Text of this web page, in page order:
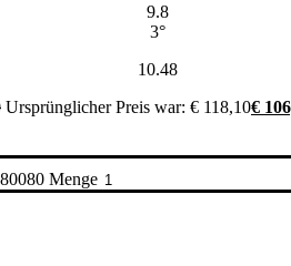
9.8
3°
10.48
Ursprünglicher Preis war: € 118,10€
Menge